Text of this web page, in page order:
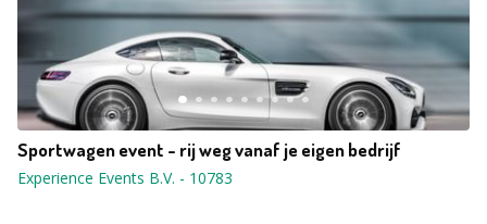
Sportwagen event - rij weg vanaf je eigen bedrijf
Experience Events B.V. - 10783